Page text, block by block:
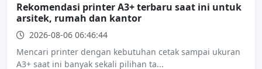
Rekomendasi printer A3+ terbaru saat ini untuk
arsitek, rumah dan kantor
2026-08-06 06:46:44
Mencari printer dengan kebutuhan cetak sampai ukuran
A3+ saat ini banyak sekali pilihan ta...